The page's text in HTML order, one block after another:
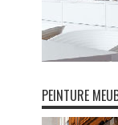
PEINTURE